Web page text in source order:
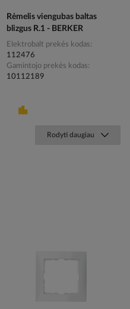
Rėmelis viengubas baltas
blizgus R.1 - BERKER
Elektrobalt prekės kodas
112476
Gamintojo prekės kodas
10112189
Rodyti daugiau